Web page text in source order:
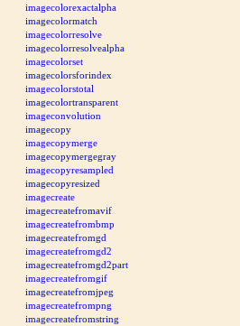
imagecolorexactalpha
imagecolormatch
imagecolorresolve
imagecolorresolvealpha
imagecolorset
imagecolorsforindex
imagecolorstotal
imagecolortransparent
imageconvolution
imagecopy
imagecopymerge
imagecopymergegray
imagecopyresampled
imagecopyresized
imagecreate
imagecreatefromavif
imagecreatefrombmp
imagecreatefromgd
imagecreatefromgd2
imagecreatefromgd2part
imagecreatefromgif
imagecreatefromjpeg
imagecreatefrompng
imagecreatefromstring